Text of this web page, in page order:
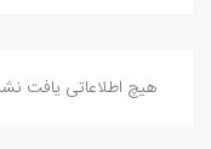
هیچ اطلاعاتی یافت